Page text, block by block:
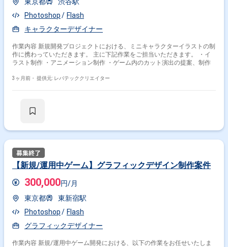
Photoshop
Flash
キャラクターデザイナー
作業内容 新規開発プロジェクトにおける、ミニキャラクターイラストの制
作に携わっていただきます。 主に下記作業をご担当いただきます。 ・イ
ラスト制作 ・アニメーション制作 ・ゲーム内のカット演出の提案、制作
3ヶ月前・ 提供元: レバテッククリエイター
【新規/運用中ゲーム】グラフィックデザイン制作案件
300,000円/月
東京都
東新宿駅
Photoshop
Flash
グラフィックデザイナー
作業内容 新規/運用中ゲーム開発における、以下の作業をお任せいたしま